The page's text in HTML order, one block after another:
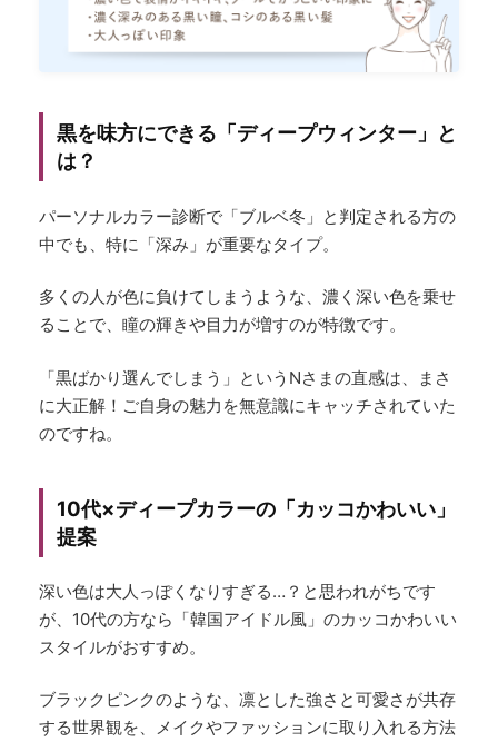
黒を味方にできる「ディープウィンター」と
は？
パーソナルカラー診断で「ブルベ冬」と判定される方の
中でも、特に「深み」が重要なタイプ。
多くの人が色に負けてしまうような、濃く深い色を乗せ
ることで、瞳の輝きや目力が増すのが特徴です。
「黒ばかり選んでしまう」というNさまの直感は、まさ
に大正解！ご自身の魅力を無意識にキャッチされていた
のですね。
10代×ディープカラーの「カッコかわいい」
提案
深い色は大人っぽくなりすぎる…？と思われがちです
が、10代の方なら「韓国アイドル風」のカッコかわいい
スタイルがおすすめ。
ブラックピンクのような、凛とした強さと可愛さが共存
する世界観を、メイクやファッションに取り入れる方法